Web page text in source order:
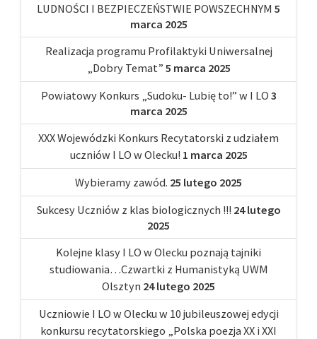
LUDNOŚCI I BEZPIECZEŃSTWIE POWSZECHNYM 5
marca 2025
Realizacja programu Profilaktyki Uniwersalnej
„Dobry Temat” 5 marca 2025
Powiatowy Konkurs „Sudoku- Lubię to!” w I LO 3
marca 2025
XXX Wojewódzki Konkurs Recytatorski z udziałem
uczniów I LO w Olecku! 1 marca 2025
Wybieramy zawód. 25 lutego 2025
Sukcesy Uczniów z klas biologicznych !!! 24 lutego
2025
Kolejne klasy I LO w Olecku poznają tajniki
studiowania…Czwartki z Humanistyką UWM
Olsztyn 24 lutego 2025
Uczniowie I LO w Olecku w 10 jubileuszowej edycji
konkursu recytatorskiego „Polska poezja XX i XXI